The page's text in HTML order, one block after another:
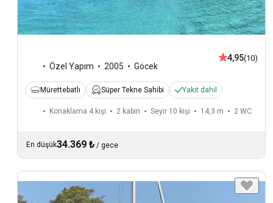
Özel Yapım 2005 Göcek
4,95(10)
Mürettebatlı Süper Tekne Sahibi Yakıt dahil
Konaklama 4 kişi 2 kabin Seyir 10 kişi 14,3 m 2 WC
En düşük34.369 ₺ / gece